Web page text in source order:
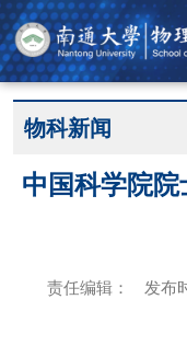
物科新闻
中国科学院
责任编辑： 发布